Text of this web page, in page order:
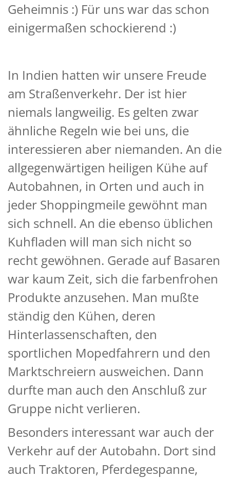
Geheimnis :) Für uns war das schon
einigermaßen schockierend :)
In Indien hatten wir unsere Freude
am Straßenverkehr. Der ist hier
niemals langweilig. Es gelten zwar
ähnliche Regeln wie bei uns, die
interessieren aber niemanden. An die
allgegenwärtigen heiligen Kühe auf
Autobahnen, in Orten und auch in
jeder Shoppingmeile gewöhnt man
sich schnell. An die ebenso üblichen
Kuhfladen will man sich nicht so
recht gewöhnen. Gerade auf Basaren
war kaum Zeit, sich die farbenfrohen
Produkte anzusehen. Man mußte
ständig den Kühen, deren
Hinterlassenschaften, den
sportlichen Mopedfahrern und den
Marktschreiern ausweichen. Dann
durfte man auch den Anschluß zur
Gruppe nicht verlieren.
Besonders interessant war auch der
Verkehr auf der Autobahn. Dort sind
auch Traktoren, Pferdegespanne,